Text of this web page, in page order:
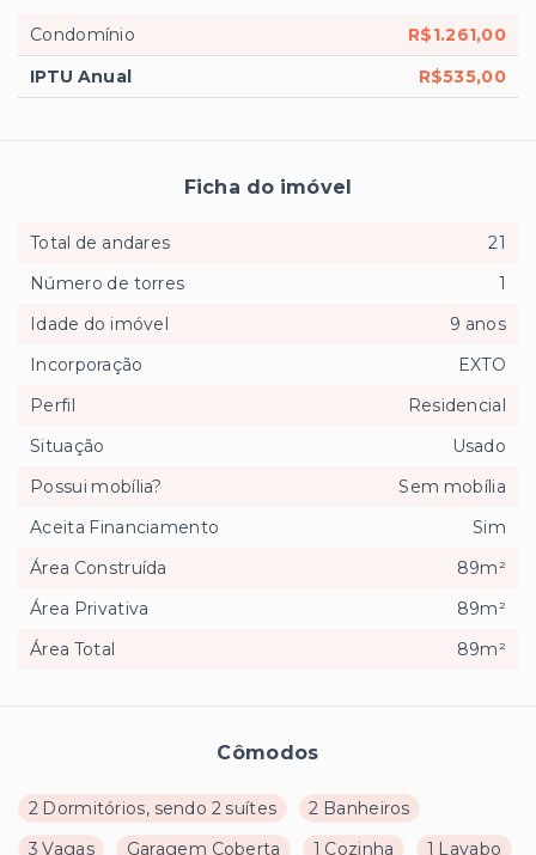
Cômodos
2 Dormitórios, sendo 2 suítes
2 Banheiros
3 Vagas
Garagem Coberta 1 Cozinha
1 Lavabo
Condomínio
R$1.261,00
IPTU Anual
R$535,00
Ficha do imóvel
Total de andares
21
Número de torres
1
Idade do imóvel
9 anos
Incorporação
EXTO
Perfil
Residencial
Situação
Usado
Possui mobília?
Sem mobília
Aceita Financiamento
Sim
Área Construída
89m²
Área Privativa
89m²
Área Total
89m²